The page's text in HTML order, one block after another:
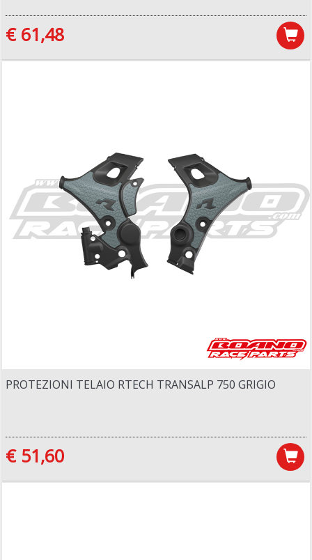
€ 61,48
PROTEZIONI TELAIO RTECH TRANSALP 750 GRIGIO
€ 51,60